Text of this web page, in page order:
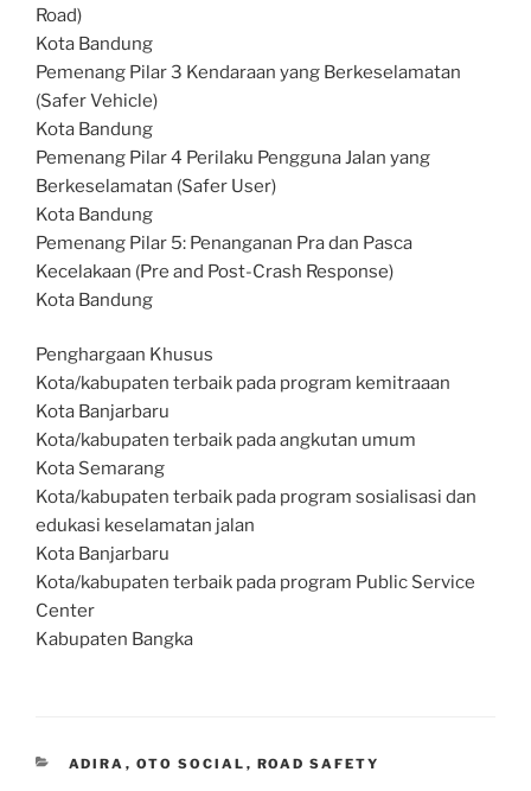
Road)
Kota Bandung
Pemenang Pilar 3 Kendaraan yang Berkeselamatan
(Safer Vehicle)
Kota Bandung
Pemenang Pilar 4 Perilaku Pengguna Jalan yang
Berkeselamatan (Safer User)
Kota Bandung
Pemenang Pilar 5: Penanganan Pra dan Pasca
Kecelakaan (Pre and Post-Crash Response)
Kota Bandung
Penghargaan Khusus
Kota/kabupaten terbaik pada program kemitraaan
Kota Banjarbaru
Kota/kabupaten terbaik pada angkutan umum
Kota Semarang
Kota/kabupaten terbaik pada program sosialisasi dan
edukasi keselamatan jalan
Kota Banjarbaru
Kota/kabupaten terbaik pada program Public Service
Center
Kabupaten Bangka
CATEGORIES
ADIRA , OTO SOCIAL , ROAD SAFETY